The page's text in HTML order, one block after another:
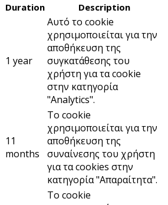
Duration Description
1 year
Αυτό το cookie
χρησιμοποιείται για την
αποθήκευση της
συγκατάθεσης του
χρήστη για τα cookie
στην κατηγορία
"Analytics".
11
months
Το cookie
χρησιμοποιείται για την
αποθήκευση της
συναίνεσης του χρήστη
για τα cookies στην
κατηγορία "Απαραίτητα".
Το cookie